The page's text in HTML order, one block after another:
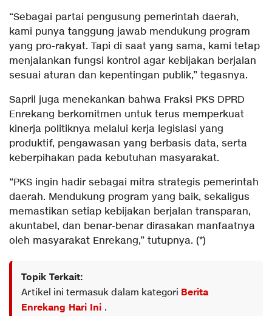
“Sebagai partai pengusung pemerintah daerah,
kami punya tanggung jawab mendukung program
yang pro-rakyat. Tapi di saat yang sama, kami tetap
menjalankan fungsi kontrol agar kebijakan berjalan
sesuai aturan dan kepentingan publik,” tegasnya.
Sapril juga menekankan bahwa Fraksi PKS DPRD
Enrekang berkomitmen untuk terus memperkuat
kinerja politiknya melalui kerja legislasi yang
produktif, pengawasan yang berbasis data, serta
keberpihakan pada kebutuhan masyarakat.
“PKS ingin hadir sebagai mitra strategis pemerintah
daerah. Mendukung program yang baik, sekaligus
memastikan setiap kebijakan berjalan transparan,
akuntabel, dan benar-benar dirasakan manfaatnya
oleh masyarakat Enrekang,” tutupnya. (*)
Topik Terkait:
Artikel ini termasuk dalam kategori Berita
Enrekang Hari Ini .